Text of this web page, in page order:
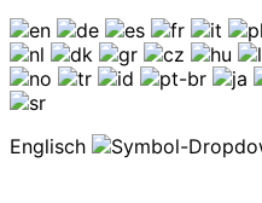
Englisch